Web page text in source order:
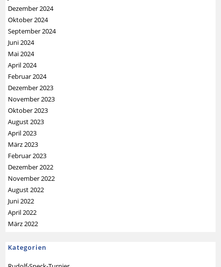
Dezember 2024
Oktober 2024
September 2024
Juni 2024
Mai 2024
April 2024
Februar 2024
Dezember 2023
November 2023
Oktober 2023
August 2023
April 2023
März 2023
Februar 2023
Dezember 2022
November 2022
August 2022
Juni 2022
April 2022
März 2022
Kategorien